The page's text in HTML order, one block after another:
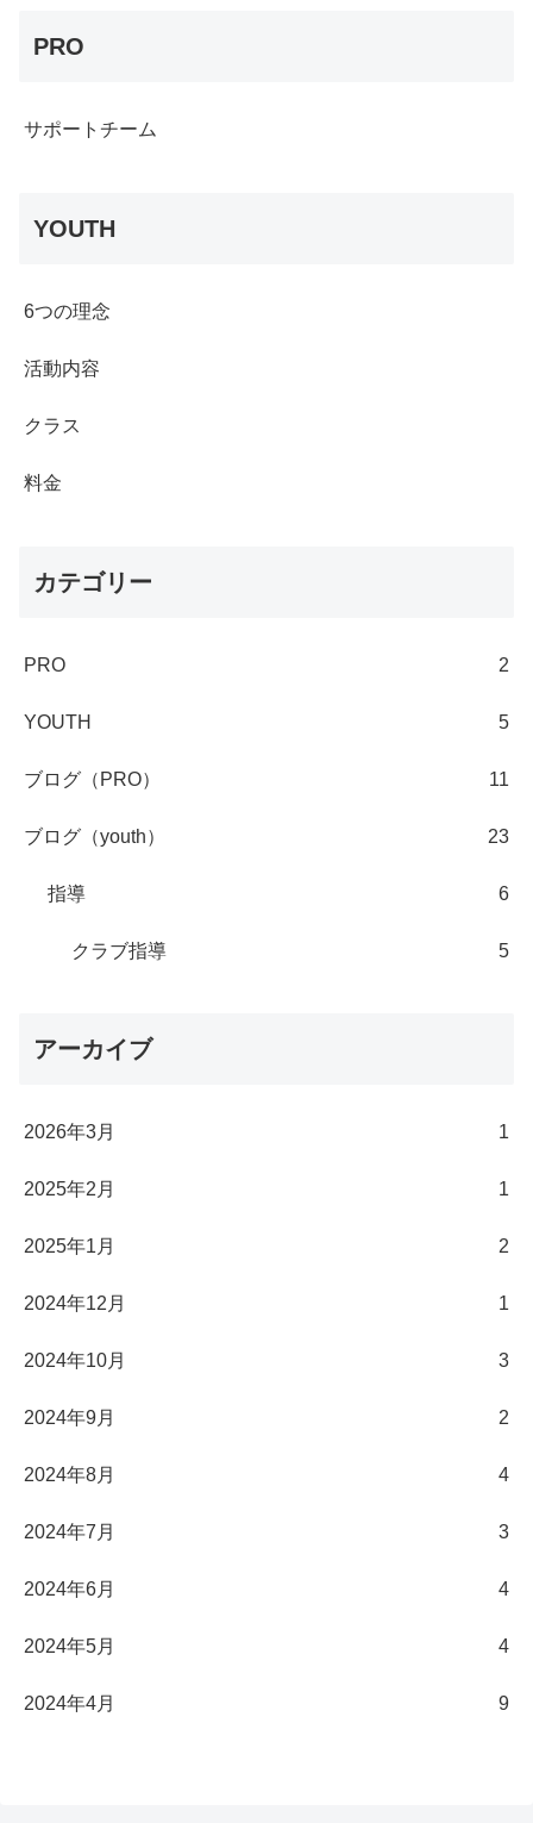
PRO
サポートチーム
YOUTH
6つの理念
活動内容
クラス
料金
カテゴリー
PRO 2
YOUTH 5
ブログ（PRO） 11
ブログ（youth） 23
指導 6
クラブ指導 5
アーカイブ
2026年3月 1
2025年2月 1
2025年1月 2
2024年12月 1
2024年10月 3
2024年9月 2
2024年8月 4
2024年7月 3
2024年6月 4
2024年5月 4
2024年4月 9